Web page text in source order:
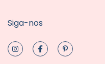
Siga-nos